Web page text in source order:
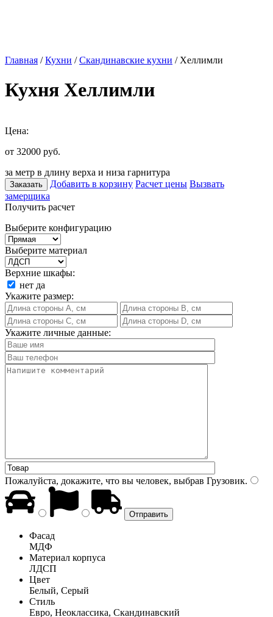
Главная /Кухни /Скандинавские кухни / Хеллимли
Кухня Хеллимли
Цена:
от 32000 руб.
за метр в длину верха и низа гарнитура
Заказать Добавить в корзину Расчет цены Вызвать
замерщика
Получить расчет
Выберите конфигурацию
Выберите материал
Верхние шкафы:
нет да
Укажите размер:
Укажите личные данные:
Пожалуйста, докажите, что вы человек, выбрав Грузовик.
Фасад
МДФ
Материал корпуса
ЛДСП
Цвет
Белый, Серый
Стиль
Евро, Неоклассика, Скандинавский